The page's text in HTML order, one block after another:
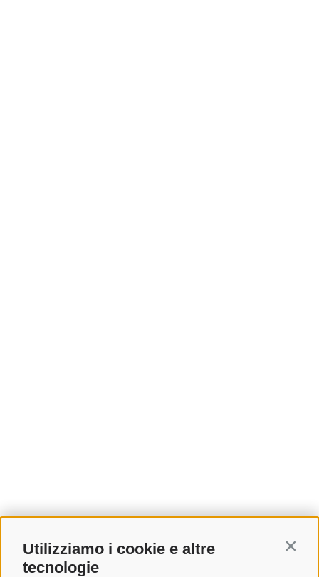
Utilizziamo i cookie e altre
tecnologie